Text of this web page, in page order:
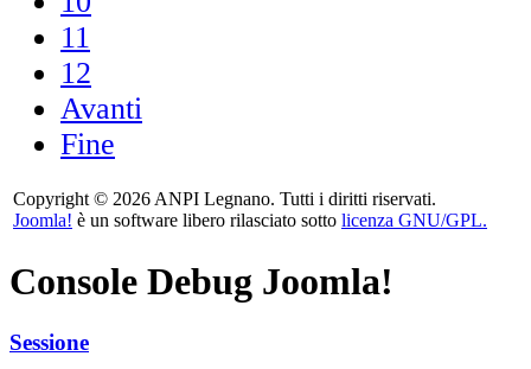
11
12
Avanti
Fine
Copyright © 2026 ANPI Legnano. Tutti i diritti riservati.
Joomla! è un software libero rilasciato sotto licenza GNU/GPL.
Console Debug Joomla!
Sessione